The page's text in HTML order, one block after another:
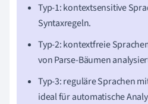
Typ-1: kontextsensitive
Syntaxregeln.
Typ-2: kontextfreie
von Parse-Bäumen
Typ-3: reguläre Sprachen
ideal für automatische